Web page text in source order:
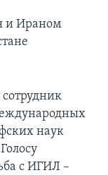
и Ираном
наук
с ИГИЛ –